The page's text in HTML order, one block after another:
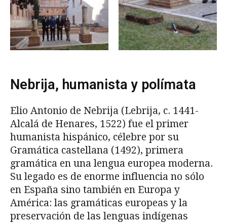
Nebrija, humanista y polímata
Elio Antonio de Nebrija (Lebrija, c. 1441-
Alcalá de Henares, 1522) fue el primer
humanista hispánico, célebre por su
Gramática castellana (1492), primera
gramática en una lengua europea moderna.
Su legado es de enorme influencia no sólo
en España sino también en Europa y
América: las gramáticas europeas y la
preservación de las lenguas indígenas